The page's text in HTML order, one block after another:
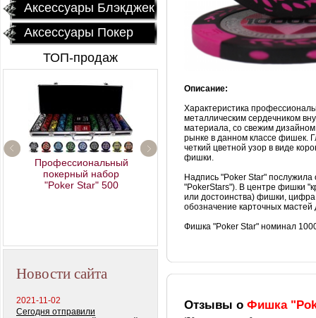
Аксессуары Блэкджек
Аксессуары Покер
ТОП-продаж
Профессиональный
покерный набор
"Poker Star" 500
Профессиональный
"Monte Carlo Millions"
Новости сайта
2021-11-02
Сегодня отправили
Описание:
Характеристика
металлическим сердечником
материала, со свежим
рынке в данном классе фишек.
четкий цветной узор в виде
фишки.
Надпись "Poker Star"
"PokerStars"). В центре фишки
или достоинства) фишки,
обозначение карточных
Фишка "Poker Star" номинал
Отзывы о Фишка